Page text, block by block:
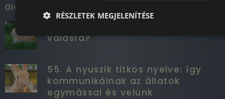
Olvass minket!
válásra?
55. A nyuszik titkos nyelve: így
kommunikálnak az állatok
egymással és velünk
RÉSZLETEK MEGJELENÍTÉSE